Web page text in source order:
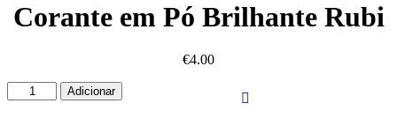
Corante em Pó Brilhante Rubi
€4.00
Quantidade
de
Adicionar